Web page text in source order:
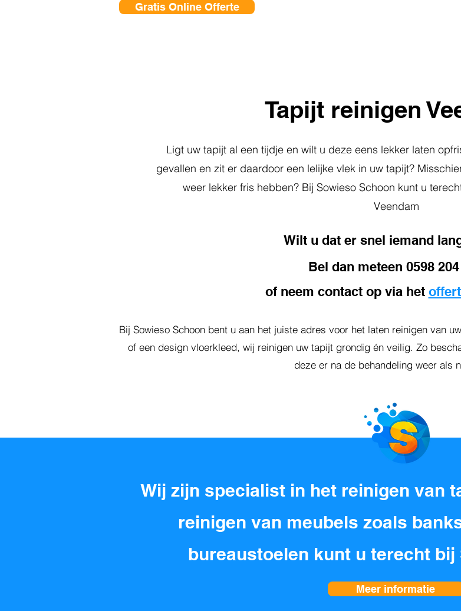
Gratis Online Offerte
Tapijt reinigen
Ligt uw tapijt al een tijdje en wilt u deze eens lekker laten
gevallen en zit er daardoor een lelijke vlek in uw tapijt?
weer lekker fris hebben? Bij Sowieso Schoon kunt u
Veendam
Wilt u dat er snel iemand
Bel dan meteen 0598
of neem contact op via het
Bij Sowieso Schoon bent u aan het juiste adres voor het laten reinigen van
of een design vloerkleed, wij reinigen uw tapijt grondig én veilig. Zo
deze er na de behandeling weer als
Wij zijn specialist in het reinigen van
reinigen van meubels zoals
bureaustoelen kunt u terecht bij
Meer informatie